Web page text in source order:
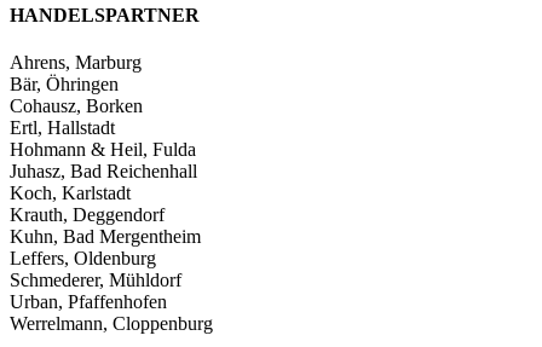
HANDELS­PARTNER
Ahrens, Marburg
Bär, Öhringen
Cohausz, Borken
Ertl, Hallstadt
Hohmann & Heil, Fulda
Juhasz, Bad Reichenhall
Koch, Karlstadt
Krauth, Deggendorf
Kuhn, Bad Mergentheim
Leffers, Oldenburg
Schmederer, Mühldorf
Urban, Pfaffenhofen
Werrelmann, Cloppenburg